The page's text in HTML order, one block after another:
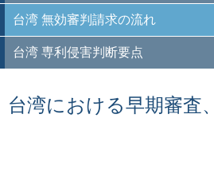
台湾 無効審判請求の流れ
台湾 専利侵害判断要点
台湾における早期審査